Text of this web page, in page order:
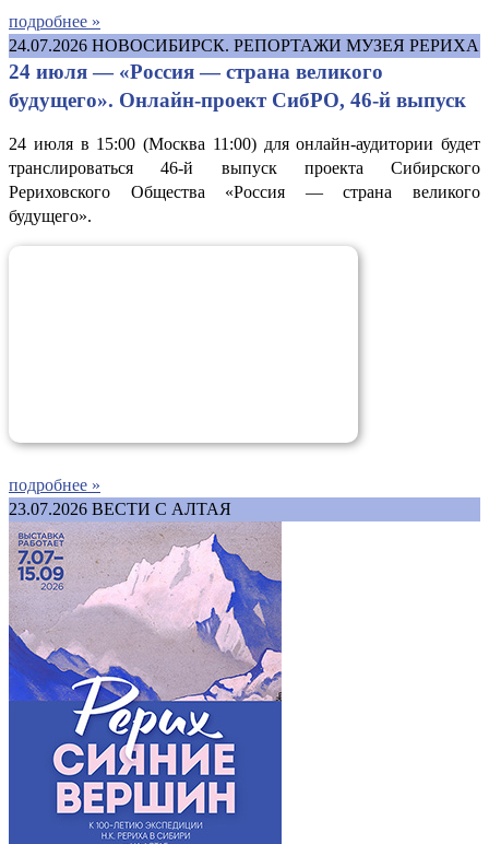
подробнее »
24.07.2026 НОВОСИБИРСК. РЕПОРТАЖИ МУЗЕЯ РЕРИХА
24 июля — «Россия — страна великого
будущего». Онлайн-проект СибРО, 46-й выпуск
24 июля в 15:00 (Москва 11:00) для онлайн-аудитории будет
транслироваться 46-й выпуск проекта Сибирского
Рериховского Общества «Россия — страна великого
будущего».
подробнее »
23.07.2026 ВЕСТИ С АЛТАЯ